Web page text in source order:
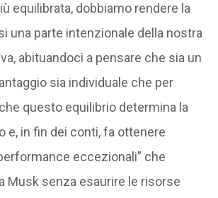
equilibrata, dobbiamo rendere la
una parte intenzionale della nostra
abituandoci a pensare che sia un
sia individuale che per
questo equilibrio determina la
e, in fin dei conti, fa ottenere
eccezionali” che
Musk senza esaurire le risorse